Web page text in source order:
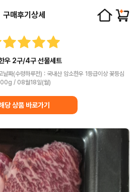
구매후기상세
우 2구/4구 선물세트
짜(수령하루전) : 국내산 암소한우 1등급이상 꽃등심
/ 08월18일(월)
당 상품 바로가기